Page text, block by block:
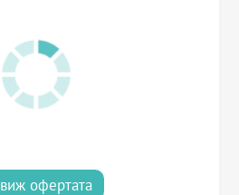
виж офертата